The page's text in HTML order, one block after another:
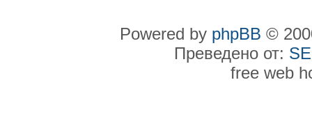
Powered by phpBB ©
Преведено от:
free web